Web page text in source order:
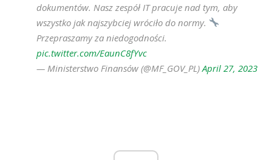
dokumentów. Nasz zespół IT pracuje nad tym, aby
wszystko jak najszybciej wróciło do normy.
Przepraszamy za niedogodności.
pic.twitter.com/EaunC8fYvc
— Ministerstwo Finansów (@MF_GOV_PL) April 27, 2023